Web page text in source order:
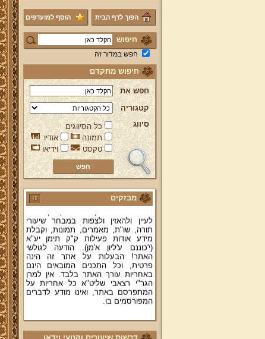
הפוך לדף הבית הוסף למועדפים
חיפוש
חפש במדור זה
חיפוש מתקדם
חפש את
קטגוריה
סיווג
כל הסיווגים
תמונה
אודיו
טקסט
וידיאו
מבזקים
ברוכים הבאים לאתר מהרי"ץ
יד מהרי"ץ - פורטל תורני למורשת יהדות
תימן, האתר הרשמי להנצחת מורשתו
של גאון רבני תימן ותפארתם מהרי"ץ
זצוק"ל. באתר תמצאו גם תכנים תורניים
והלכתיים רבים של מרן הגאון הרב יצחק
רצאבי שליט"א - פוסק עדת תימן,
מחבר ספרי שלחן ערוך המקוצר ח"ח
ושו"ת עולת יצחק ג"ח ועוד, וכן תוכלו
לעיין ולהאזין ולצפות במבחר שיעורי
תורה, שו"ת, מאמרים, תמונות, וקבלת
מידע אודות פעילות ק"ק תימן יע"א
(י'כוננם ע'ליון א'מן). הודעה לגולשי
האתר! הבעלות על אתר זה הינה
פרטית, וכל התכנים המובאים הינם
באחריות עורך האתר בלבד. אין למרן
הגר"י רצאבי שליט"א כל אחריות על
המתפרסם באתר, ואינו מודע לדברים
המפורסמים בו.
פניה נרגשת אל אחינו בני עדת תימן